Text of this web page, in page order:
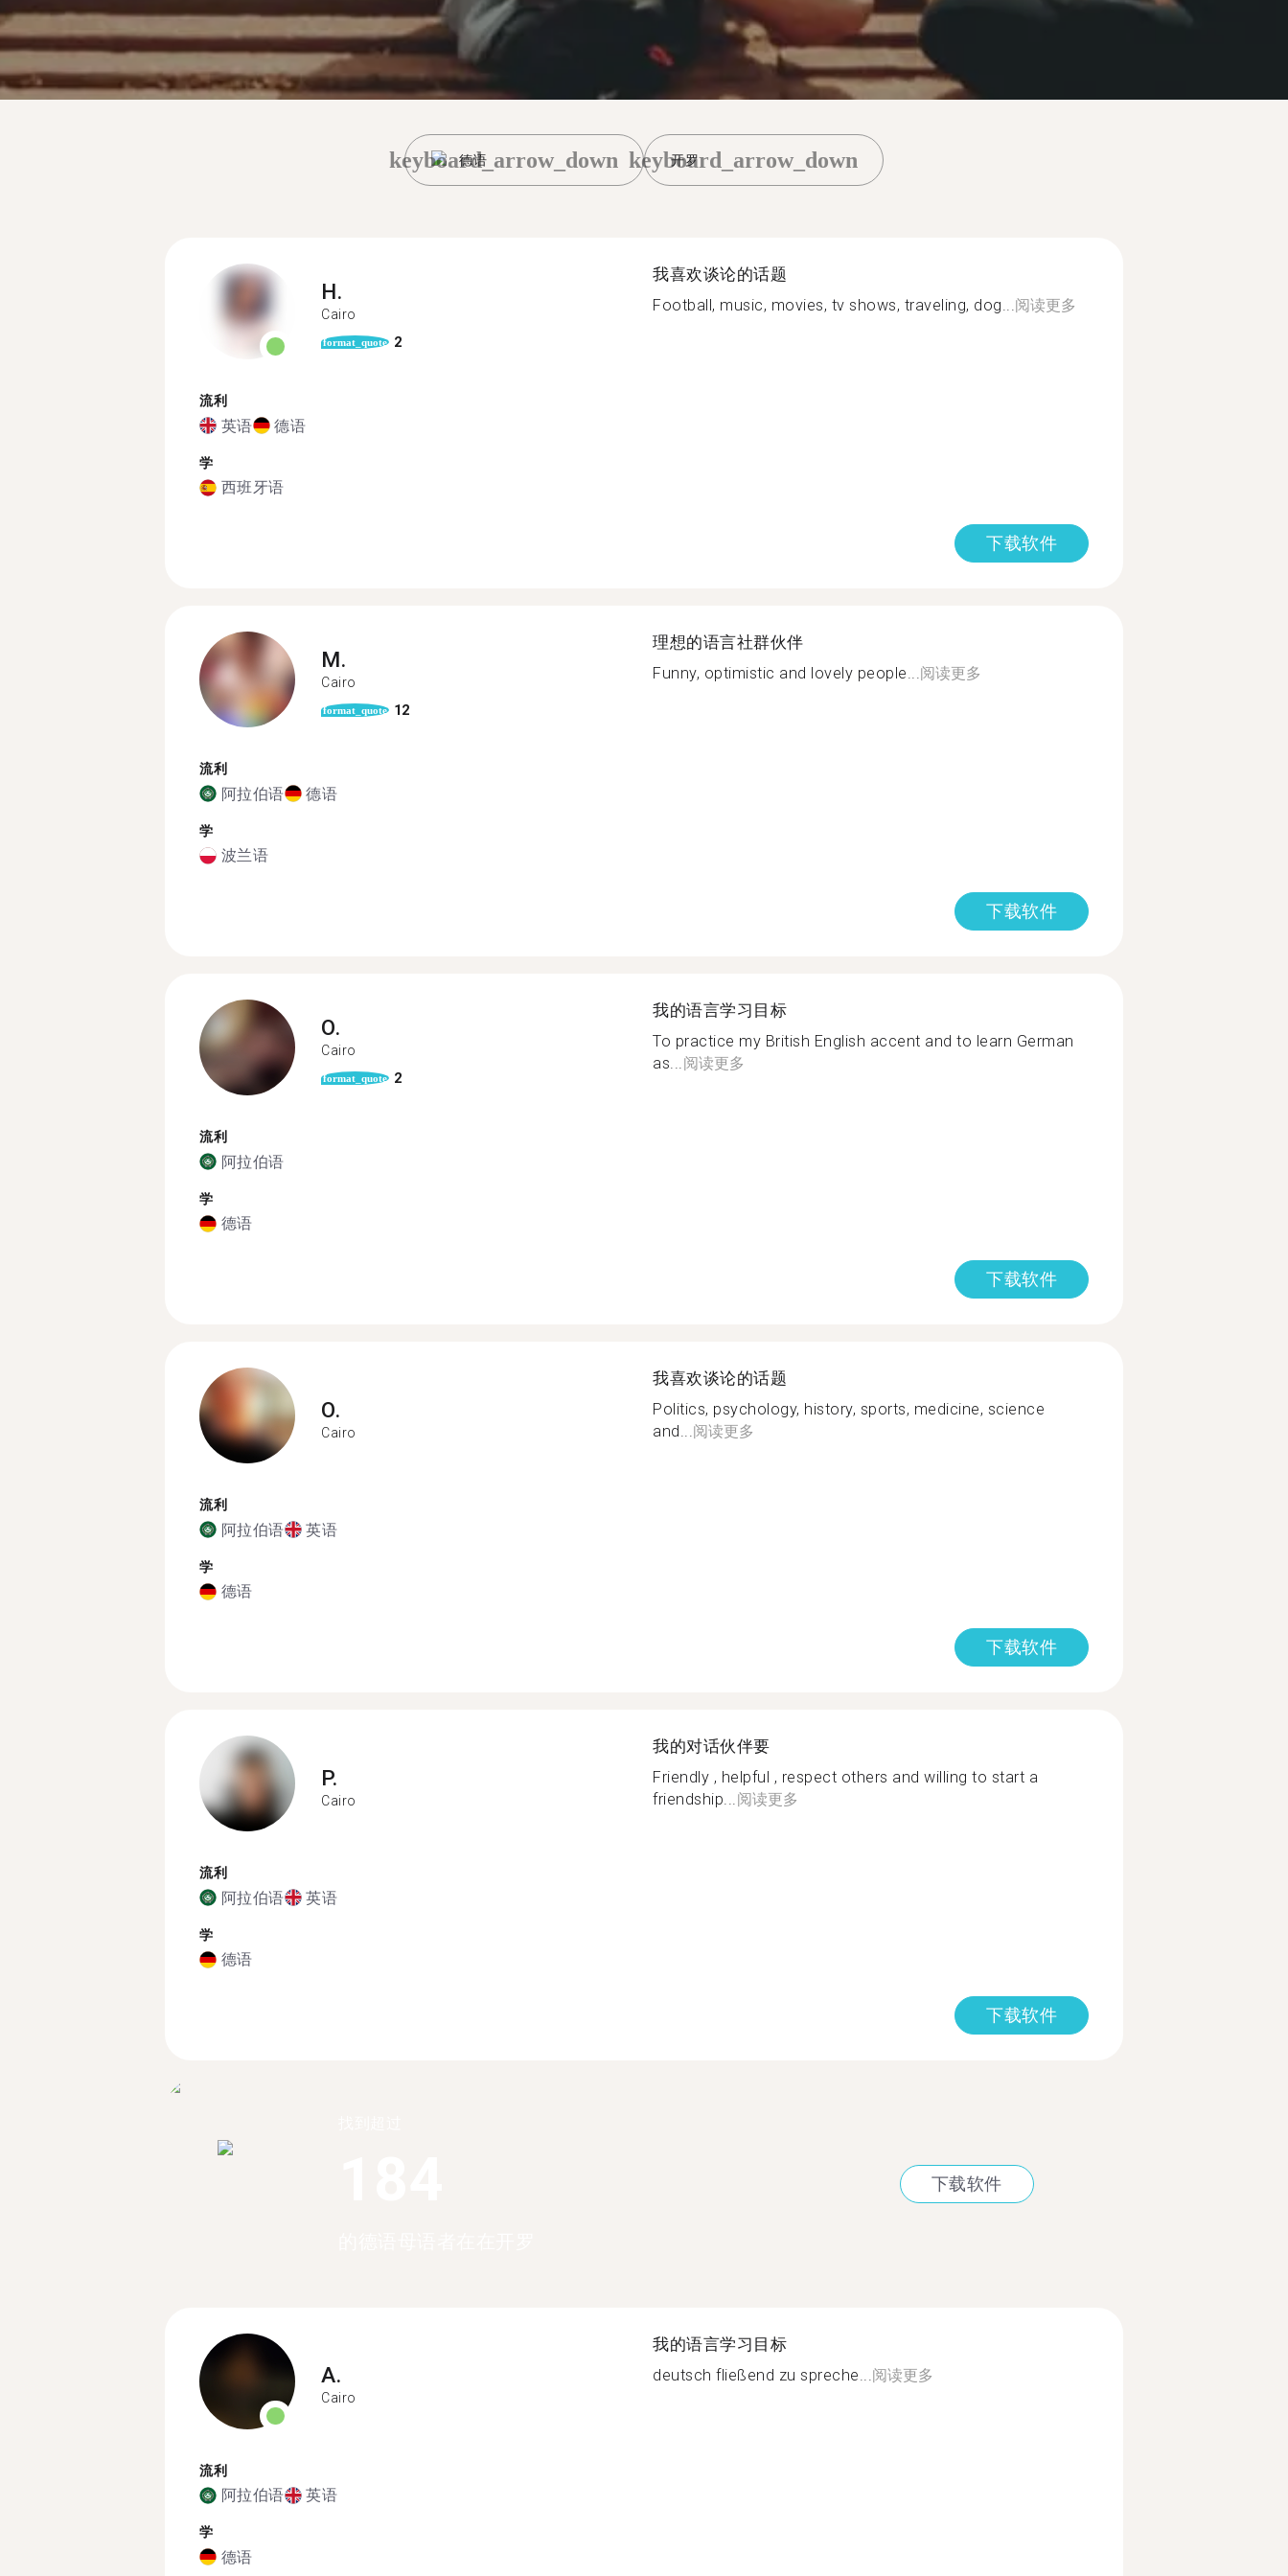
德语
keyboard_arrow_down 开罗
keyboard_arrow_down
H.
Cairo
format_quote 2
流利
英语 德语
学
西班牙语
我喜欢谈论的话题
Football, music, movies, tv shows, traveling, dog...阅读更多
下载软件
M.
Cairo
format_quote 12
流利
阿拉伯语 德语
学
波兰语
理想的语言社群伙伴
Funny, optimistic and lovely people...阅读更多
下载软件
O.
Cairo
format_quote 2
流利
阿拉伯语
学
德语
我的语言学习目标
To practice my British English accent and to learn German
as...阅读更多
下载软件
O.
Cairo
流利
阿拉伯语 英语
学
德语
我喜欢谈论的话题
Politics, psychology, history, sports, medicine, science
and...阅读更多
下载软件
P.
Cairo
流利
阿拉伯语 英语
学
德语
我的对话伙伴要
Friendly , helpful , respect others and willing to start a
friendship...阅读更多
下载软件
下载软件
A.
Cairo
流利
阿拉伯语 英语
学
德语
我的语言学习目标
deutsch fließend zu spreche... 阅读更多